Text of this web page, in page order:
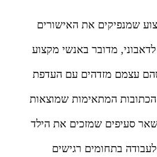
שמנפיקים את האישורים
מדובר באנשי מקצוע
שהם עצמם מזדהים עם העדפת
המתאימות שמוצאות
סעיפים שמזכים את הילד
בתחומים רגישים